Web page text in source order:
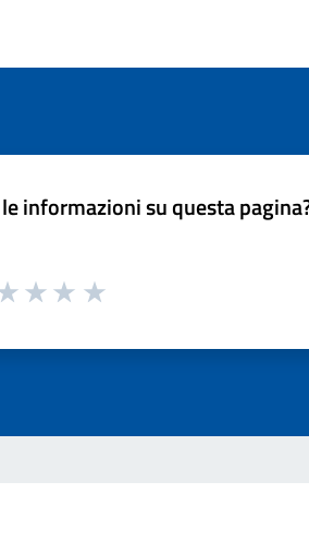
informazioni su questa